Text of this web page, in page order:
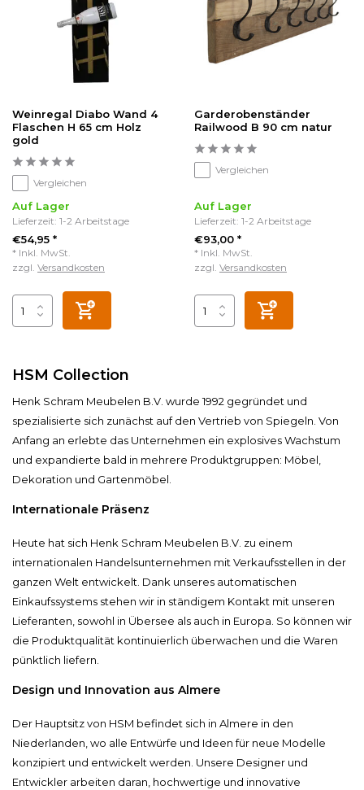
Weinregal Diabo Wand 4
Flaschen H 65 cm Holz
gold
Vergleichen
Auf Lager
Lieferzeit: 1-2 Arbeitstage
€54,95 *
* Inkl. MwSt.
zzgl. Versandkosten
Garderobenständer
Railwood B 90 cm natur
Vergleichen
Auf Lager
Lieferzeit: 1-2 Arbeitstage
€93,00 *
* Inkl. MwSt.
zzgl. Versandkosten
HSM Collection
Henk Schram Meubelen B.V. wurde 1992 gegründet und
spezialisierte sich zunächst auf den Vertrieb von Spiegeln. Von
Anfang an erlebte das Unternehmen ein explosives Wachstum
und expandierte bald in mehrere Produktgruppen: Möbel,
Dekoration und Gartenmöbel.
Internationale Präsenz
Heute hat sich Henk Schram Meubelen B.V. zu einem
internationalen Handelsunternehmen mit Verkaufsstellen in der
ganzen Welt entwickelt. Dank unseres automatischen
Einkaufssystems stehen wir in ständigem Kontakt mit unseren
Lieferanten, sowohl in Übersee als auch in Europa. So können wir
die Produktqualität kontinuierlich überwachen und die Waren
pünktlich liefern.
Design und Innovation aus Almere
Der Hauptsitz von HSM befindet sich in Almere in den
Niederlanden, wo alle Entwürfe und Ideen für neue Modelle
konzipiert und entwickelt werden. Unsere Designer und
Entwickler arbeiten daran, hochwertige und innovative